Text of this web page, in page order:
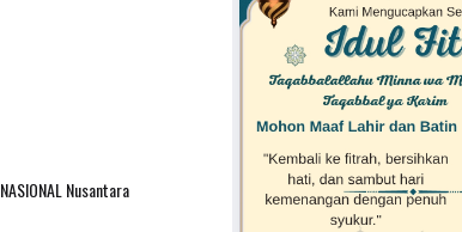
NASIONAL Nusantara